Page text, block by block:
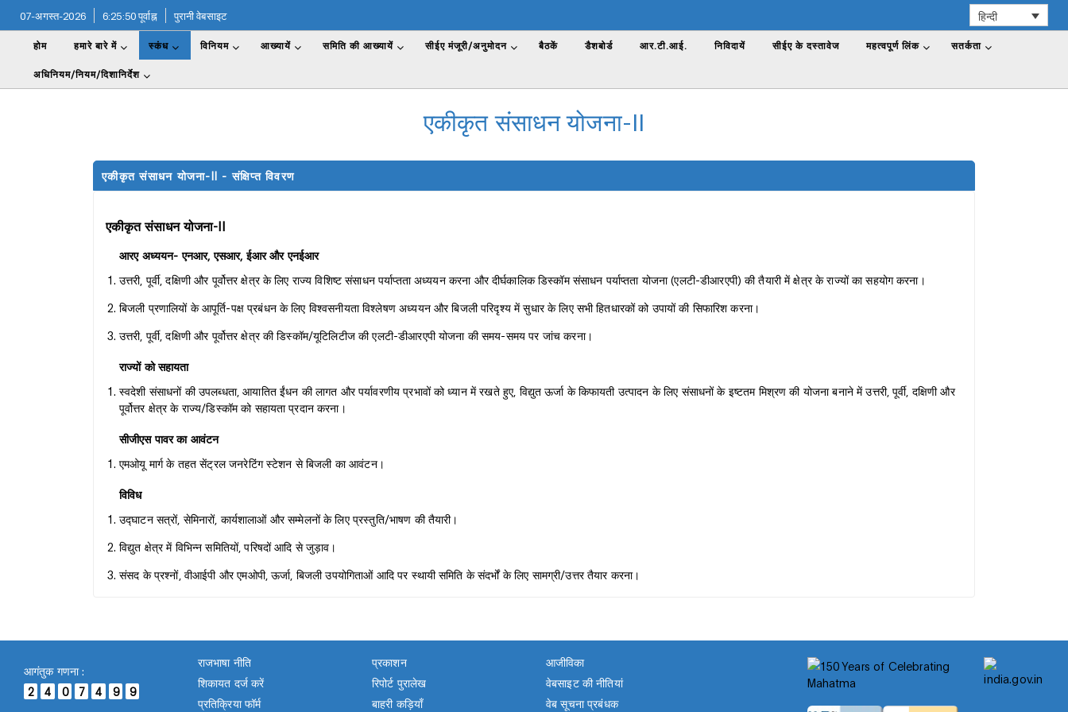
07-अगस्त-2026 6:25:50 पूर्वाह्न पुरानी वेबसाइट हिन्दी
होम हमारे बारे में स्कंध विनियम आख्यायें समिति की आख्यायें सीईए मंजूरी/अनुमोदन बैठकें डैशबोर्ड आर.टी.आई. निविदायें सीईए के दस्तावेज महत्वपूर्ण लिंक सतर्कता
अधिनियम/नियम/दिशानिर्देश
एकीकृत संसाधन योजना-II
एकीकृत संसाधन योजना-II - संक्षिप्त विवरण
एकीकृत संसाधन योजना-II
आरए अध्ययन- एनआर, एसआर, ईआर और एनईआर
उत्तरी, पूर्वी, दक्षिणी और पूर्वोत्तर क्षेत्र के लिए राज्य विशिष्ट संसाधन पर्याप्तता अध्ययन करना और दीर्घकालिक डिस्कॉम संसाधन पर्याप्तता योजना (एलटी-डीआरएपी) की तैयारी में क्षेत्र के राज्यों का सहयोग करना।
बिजली प्रणालियों के आपूर्ति-पक्ष प्रबंधन के लिए विश्वसनीयता विश्लेषण अध्ययन और बिजली परिदृश्य में सुधार के लिए सभी हितधारकों को उपायों की सिफारिश करना।
उत्तरी, पूर्वी, दक्षिणी और पूर्वोत्तर क्षेत्र की डिस्कॉम/यूटिलिटीज की एलटी-डीआरएपी योजना की समय-समय पर जांच करना।
राज्यों को सहायता
स्वदेशी संसाधनों की उपलब्धता, आयातित ईंधन की लागत और पर्यावरणीय प्रभावों को ध्यान में रखते हुए, विद्युत ऊर्जा के किफायती उत्पादन के लिए संसाधनों के इष्टतम मिश्रण की योजना बनाने में उत्तरी, पूर्वी, दक्षिणी और
पूर्वोत्तर क्षेत्र के राज्य/डिस्कॉम को सहायता प्रदान करना।
सीजीएस पावर का आवंटन
एमओयू मार्ग के तहत सेंट्रल जनरेटिंग स्टेशन से बिजली का आवंटन।
विविध
उद्घाटन सत्रों, सेमिनारों, कार्यशालाओं और सम्मेलनों के लिए प्रस्तुति/भाषण की तैयारी।
विद्युत क्षेत्र में विभिन्न समितियों, परिषदों आदि से जुड़ाव।
संसद के प्रश्नों, वीआईपी और एमओपी, ऊर्जा, बिजली उपयोगिताओं आदि पर स्थायी समिति के संदर्भों के लिए सामग्री/उत्तर तैयार करना।
आगंतुक गणना :
2
4 0 7 4 9 9
राजभाषा नीति
शिकायत दर्ज करें
प्रतिक्रिया फॉर्म
प्रकाशन
रिपोर्ट पुरालेख
बाहरी कड़ियाँ
आजीविका
वेबसाइट की नीतियां
वेब सूचना प्रबंधक